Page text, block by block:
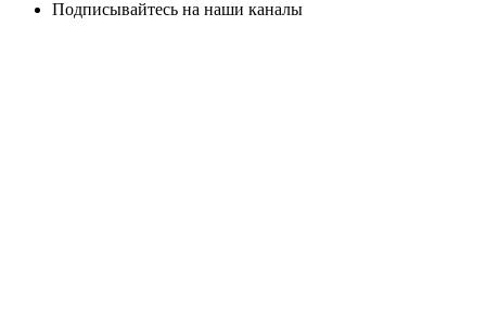
Подписывайтесь на наши каналы